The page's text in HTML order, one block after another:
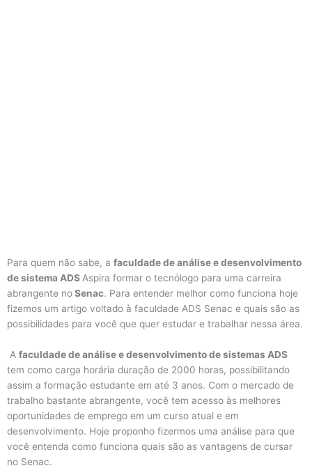
Para quem não sabe, a faculdade de análise e desenvolvimento
de sistema ADS Aspira formar o tecnólogo para uma carreira
abrangente noSenac. Para entender melhor como funciona hoje
fizemos um artigo voltado à faculdade ADS Senac e quais são as
possibilidades para você que quer estudar e trabalhar nessa área.
A faculdade de análise e desenvolvimento de sistemas ADS
tem como carga horária duração de 2000 horas, possibilitando
assim a formação estudante em até 3 anos. Com o mercado de
trabalho bastante abrangente, você tem acesso às melhores
oportunidades de emprego em um curso atual e em
desenvolvimento. Hoje proponho fizermos uma análise para que
você entenda como funciona quais são as vantagens de cursar
no Senac.